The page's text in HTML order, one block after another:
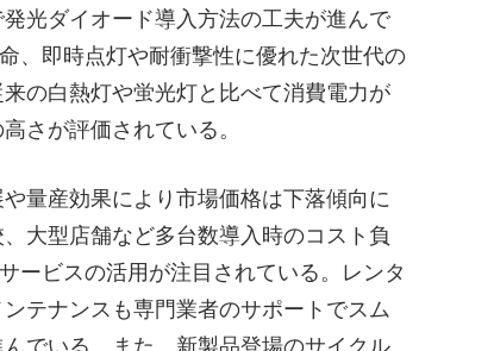
光ダイオード導入方法の工夫が進んで
、即時点灯や耐衝撃性に優れた次世代の
の白熱灯や蛍光灯と比べて消費電力が
さが評価されている。
量産効果により市場価格は下落傾向に
大型店舗など多台数導入時のコスト負
ービスの活用が注目されている。レンタ
テナンスも専門業者のサポートでスム